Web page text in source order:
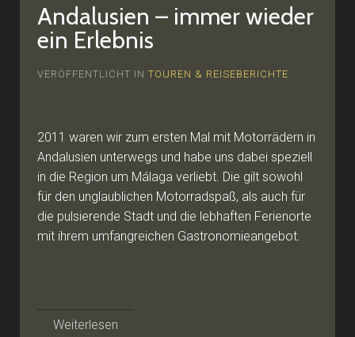
Andalusien – immer wieder
ein Erlebnis
VERÖFFENTLICHT IN TOUREN & REISEBERICHTE
2011 waren wir zum ersten Mal mit Motorrädern in
Andalusien unterwegs und habe uns dabei speziell
in die Region um Málaga verliebt. Die gilt sowohl
für den unglaublichen Motorradspaß, als auch für
die pulsierende Stadt und die lebhaften Ferienorte
mit ihrem umfangreichen Gastronomieangebot.
Weiterlesen